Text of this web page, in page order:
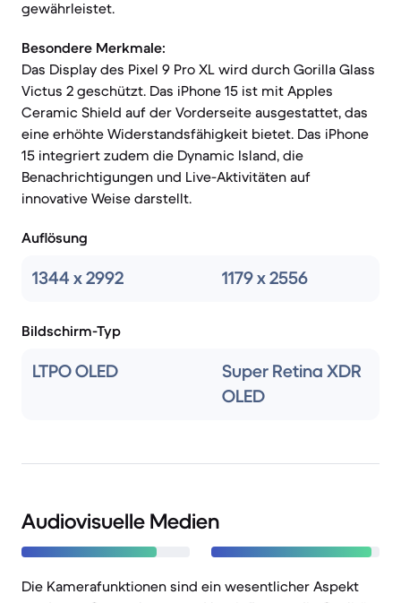
gewährleistet.
Besondere Merkmale:
Das Display des Pixel 9 Pro XL wird durch Gorilla Glass
Victus 2 geschützt. Das iPhone 15 ist mit Apples
Ceramic Shield auf der Vorderseite ausgestattet, das
eine erhöhte Widerstandsfähigkeit bietet. Das iPhone
15 integriert zudem die Dynamic Island, die
Benachrichtigungen und Live-Aktivitäten auf
innovative Weise darstellt.
Auflösung
1344 x 2992 1179 x 2556
Bildschirm-Typ
LTPO OLED
Super Retina XDR
OLED
Audiovisuelle Medien
Die Kamerafunktionen sind ein wesentlicher Aspekt